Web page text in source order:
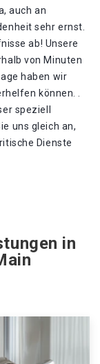
auch an
sehr ernst.
ab! Unsere
von Minuten
haben wir
können. .
speziell
uns gleich an,
Dienste
in